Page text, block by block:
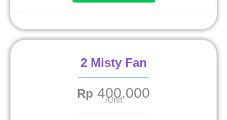
2 Misty Fan
Rp 400.000
/Unit